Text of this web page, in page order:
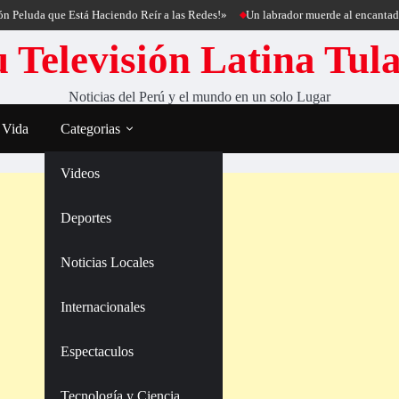
Está Haciendo Reír a las Redes!» Un labrador muerde al encantador de
Televisión Latina
Noticias del Perú y el mundo en un solo Lugar
Categorias
Videos
Deportes
Noticias Locales
Internacionales
Espectaculos
Tecnología y Ciencia